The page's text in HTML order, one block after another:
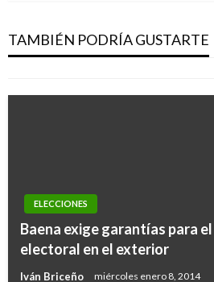
TAMBIÉN PODRÍA GUSTARTE
resultados de las votaciones
Iván Briceño viernes octubre 25, 2019
ELECCIONES
Baena exige garantías para
electoral en el exterior
Iván Briceño miércoles enero 8, 2014